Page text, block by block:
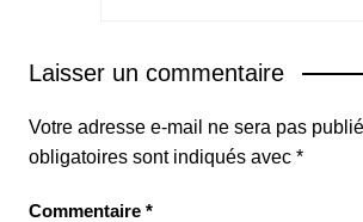
Laisser un commentaire
Votre adresse e-mail ne sera pas
obligatoires sont indiqués avec *
Commentaire *